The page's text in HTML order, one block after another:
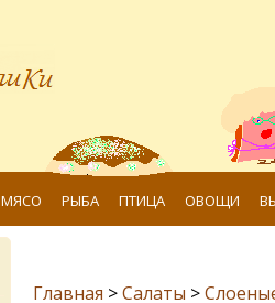
МЯСО РЫБА ПТИЦА ОВОЩИ
Главная >Салаты >